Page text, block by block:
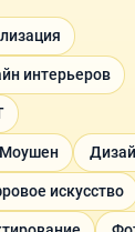
интерьеров
искусство